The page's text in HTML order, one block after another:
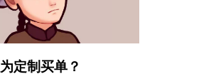
定制买单？